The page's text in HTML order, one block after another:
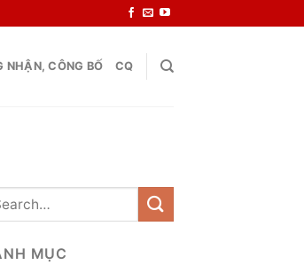
NHẬN, CÔNG BỐ CQ
MỤC